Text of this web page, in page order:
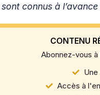
connus à
CONTENU
Abonnez-vous à
Accès à